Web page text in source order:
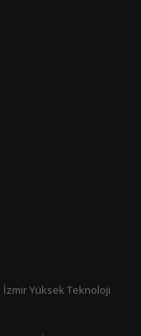
Yüksek Teknoloji